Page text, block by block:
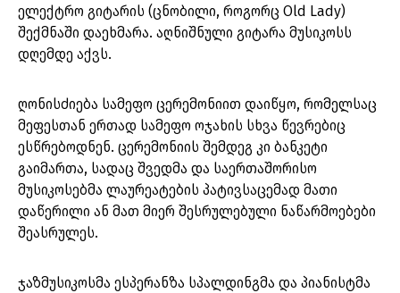
ელექტრო გიტარის (ცნობილი, როგორც Old Lady)
შექმნაში დაეხმარა. აღნიშნული გიტარა მუსიკოსს
დღემდე აქვს.
ღონისძიება სამეფო ცერემონიით დაიწყო, რომელსაც
მეფესთან ერთად სამეფო ოჯახის სხვა წევრებიც
ესწრებოდნენ. ცერემონიის შემდეგ კი ბანკეტი
გაიმართა, სადაც შვედმა და საერთაშორისო
მუსიკოსებმა ლაურეატების პატივსაცემად მათი
დაწერილი ან მათ მიერ შესრულებული ნაწარმოებები
შეასრულეს.
ჯაზმუსიკოსმა ესპერანზა სპალდინგმა და პიანისტმა